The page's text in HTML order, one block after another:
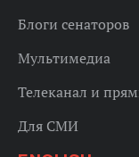
Блоги сенаторов
Мультимедиа
Телеканал и
Для СМИ